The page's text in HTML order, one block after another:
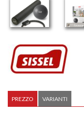
PREZZO VARIANTI